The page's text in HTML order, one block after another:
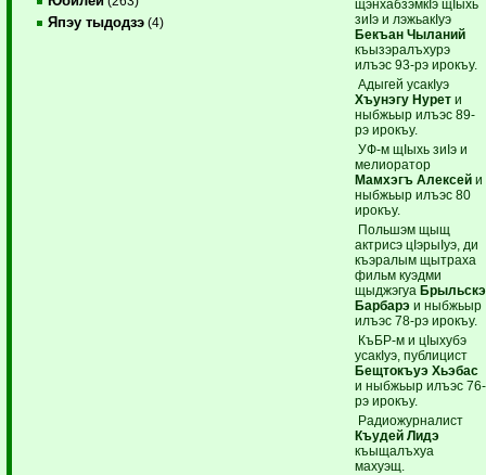
Япэу тыдодзэ (4)
щэнхабзэмкIэ щIыхь
зиIэ и лэжьакIуэ
Бекъан Чыланий
къызэралъхурэ
илъэс 93-рэ ирокъу.
Адыгей усакIуэ
Хъунэгу Нурет и
ныбжьыр илъэс 89-
рэ ирокъу.
УФ-м щIыхь зиIэ и
мелиоратор
Мамхэгъ Алексей и
ныбжьыр илъэс 80
ирокъу.
Польшэм щыщ
актрисэ цIэрыIуэ, ди
къэралым щытраха
фильм куэдми
щыджэгуаБрыльскэ
Барбарэ и ныбжьыр
илъэс 78-рэ ирокъу.
КъБР-м и цIыхубэ
усакIуэ, публицист
Бещтокъуэ Хьэбас
и ныбжьыр илъэс 76-
рэ ирокъу.
Радиожурналист
Къудей Лидэ
къыщалъхуа
махуэщ.